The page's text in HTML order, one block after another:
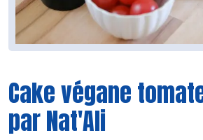
Cake végane
par Nat'Ali